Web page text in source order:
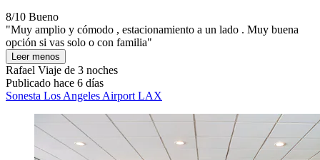
8/10 Bueno
"Muy amplio y cómodo , estacionamiento a un lado . Muy buena
opción si vas solo o con familia"
Leer menos
Rafael Viaje de 3 noches
Publicado hace 6 días
Sonesta Los Angeles Airport LAX